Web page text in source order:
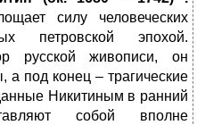
силу человеческих
петровской эпохой.
русской живописи, он
а под конец – трагические
Никитиным в ранний
собой вполне